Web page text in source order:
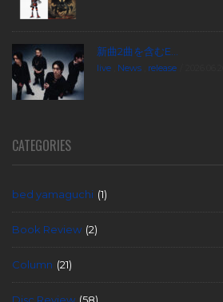
新曲2曲を含むE...
live News release
CATEGORIES
bed yamaguchi (1)
Book Review (2)
Column (21)